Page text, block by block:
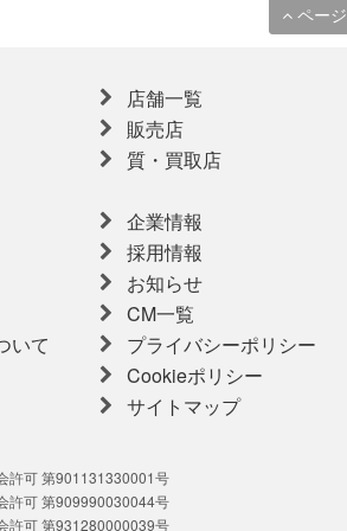
ペー
いて
店舗一覧
販売店
質・買取店
企業情報
採用情報
お知らせ
CM一覧
プライバシーポリシー
Cookieポリシー
サイトマップ
許可 第901131330001号
許可 第909990030044号
許可 第931280000039号